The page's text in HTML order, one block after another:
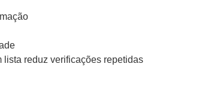
reduz verificações repetidas